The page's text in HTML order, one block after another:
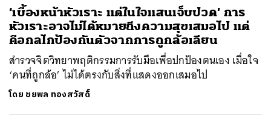
‘เบื้องหน้าหัวเราะ แต่ในใจแสนเจ็บปวด’ การ
หัวเราะอาจไม่ได้หมายถึงความสุขเสมอไป แต่
คือกลไกป้องกันตัวจากการถูกล้อเลียน
สำรวจจิตวิทยาพฤติกรรมการรับมือเพื่อปกป้องตนเอง เมื่อใจ
‘คนที่ถูกล้อ’ ไม่ได้ตรงกับสิ่งที่แสดงออกเสมอไป
โดย ชยพล ทองสวัสดิ์